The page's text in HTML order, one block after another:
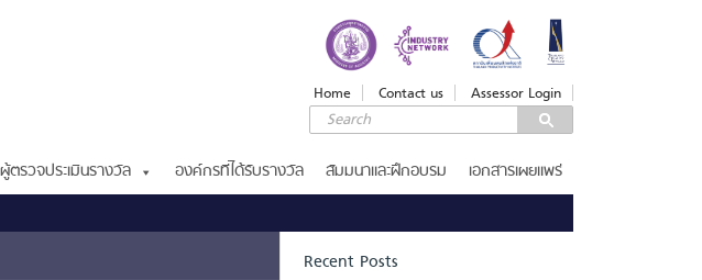
Home Contact us Assessor Login
ผู้ตรวจประเมินรางวัล องค์กรที่ได้รับรางวัล สัมมนาและฝึกอบรม เอกสารเผยแพร่
Recent Posts
LOGIN
Login
Username
Password